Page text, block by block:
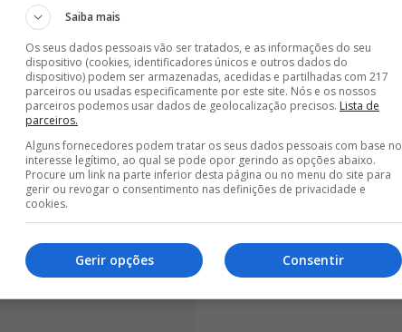
(saiba maisAQUI
que envolve o jogador das águias. Tiago Godinho,
do nosso Jornal, criticou as palavras do
Saiba mais
Os seus dados pessoais vão ser tratados, e as informações do seu
dispositivo (cookies, identificadores únicos e outros dados do
dispositivo) podem ser armazenadas, acedidas e partilhadas com 217
parceiros ou usadas especificamente por este site. Nós e os nossos
parceiros podemos usar dados de geolocalização precisos. Lista de
parceiros.
Alguns fornecedores podem tratar os seus dados pessoais com base no
interesse legítimo, ao qual se pode opor gerindo as opções abaixo.
Procure um link na parte inferior desta página ou no menu do site para
gerir ou revogar o consentimento nas definições de privacidade e
cookies.
Consentir
Gerir opções